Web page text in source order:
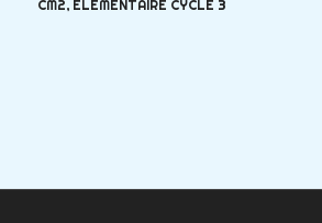
CM2, ÉLÉMENTAIRE CYCLE 3